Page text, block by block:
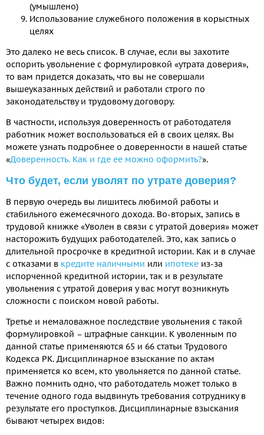
(умышлено)
Использование служебного положения в корыстных
целях
Это далеко не весь список. В случае, если вы захотите
оспорить увольнение с формулировкой «утрата доверия»,
то вам придется доказать, что вы не совершали
вышеуказанных действий и работали строго по
законодательству и трудовому договору.
В частности, используя доверенность от работодателя
работник может воспользоваться ей в своих целях. Вы
можете узнать подробнее о доверенности в нашей статье
«Доверенность. Как и где ее можно оформить?».
Что будет, если уволят по утрате доверия?
В первую очередь вы лишитесь любимой работы и
стабильного ежемесячного дохода. Во-вторых, запись в
трудовой книжке «Уволен в связи с утратой доверия» может
насторожить будущих работодателей. Это, как запись о
длительной просрочке в кредитной истории. Как и в случае
с отказами в кредите наличными или ипотеке из-за
испорченной кредитной истории, так и в результате
увольнения с утратой доверия у вас могут возникнуть
сложности с поиском новой работы.
Третье и немаловажное последствие увольнения с такой
формулировкой – штрафные санкции. К уволенным по
данной статье применяются 65 и 66 статьи Трудового
Кодекса РК. Дисциплинарное взыскание по актам
применяется ко всем, кто увольняется по данной статье.
Важно помнить одно, что работодатель может только в
течение одного года выдвинуть требования сотруднику в
результате его проступков. Дисциплинарные взыскания
бывают четырех видов: